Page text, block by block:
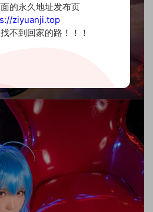
的永久地址发布页
ziyuanji.top
不到回家的路！！！